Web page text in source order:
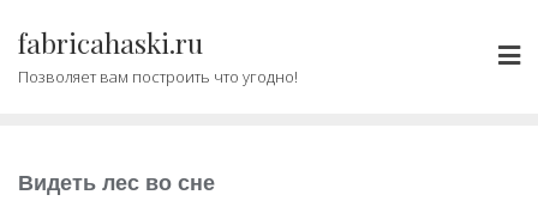
содержимому
fabricahaski.ru
Позволяет вам построить что угодно!
Видеть лес во сне